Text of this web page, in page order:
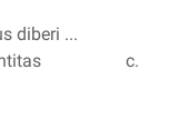
diberi ...
c.